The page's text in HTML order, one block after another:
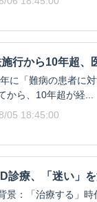
行から10年超、
に「難病の患者に
から、10年超が経...
05 18:45:00
診療、「迷い」
景：「治療する」